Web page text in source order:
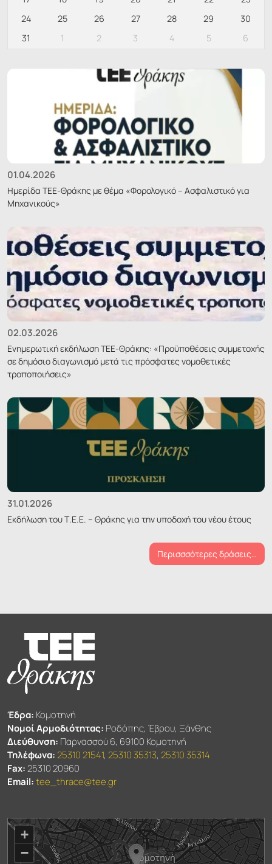
01.04.2026
Ημερίδα ΤΕΕ-Θράκης με θέμα «Φορολογικό – Ασφαλιστικό για
Μηχανικούς»
02.03.2026
Ενημερωτική εκδήλωση ΤΕΕ-Θράκης: «Προϋποθέσεις συμμετοχής
σε δημόσιο διαγωνισμό μετά τις πρόσφατες νομοθετικές
τροποποιήσεις»
31.01.2026
Εκδήλωση του Τ.Ε.Ε. – Θράκης για την υποδοχή του νέου έτους
Περισσσότερες δράσεις…
24
25 26 27 28 29
30
31
1 2 3 4 5 6
Έδρα: Κομοτηνή
Νομοί Αρμοδιότητας: Ροδόπης, Έβρου, Ξάνθης
Διεύθυνση: Παρνασσού 6, 69100 Κομοτηνή
Τηλέφωνα:25310 21541,25310 35313,25310 35314
Fax:25310 20960
Email:tee_thrace@tee.gr
+
−